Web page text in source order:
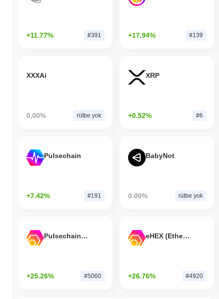
+11.77% #391 +17.94% #139
XXXAi
0.00% rütbe yok
XRP
+0.52% #6
Pulsechain
+7.42% #191
BabyNot
0.00% rütbe yok
Pulsechain Bridged HEX (Pulsechain)
+25.26% #5060
eHEX (Ethereum)
+26.76% #4920